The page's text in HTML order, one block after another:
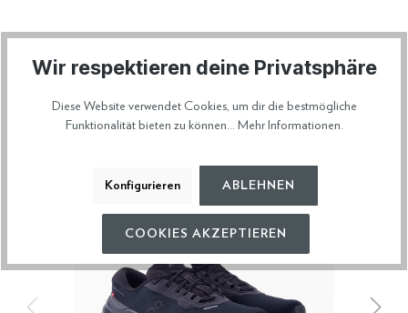
Wir respektieren deine Privatsphäre
Diese Website verwendet Cookies, um dir die bestmögliche
Funktionalität bieten zu können... Mehr Informationen.
Konfigurieren ABLEHNEN
COOKIES AKZEPTIEREN